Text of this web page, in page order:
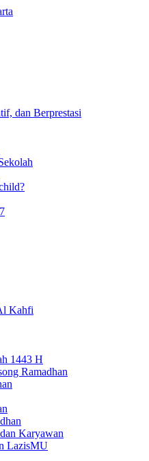
dan Berprestasi
Kahfi
1443 H
Ramadhan
Karyawan
LazisMU